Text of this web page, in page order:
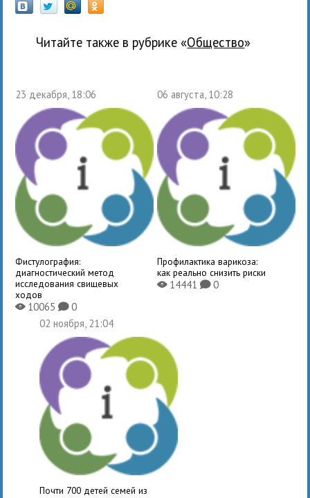
Читайте также в рубрике « общество»
23 декабря, 18:06
Фистулография:
диагностический метод
исследования свищевых
ходов
X10065K0
06 августа, 10:28
Профилактика варикоза:
как реально снизить риски
X14441 K0
02 ноября, 21:04
Почти 700 детей семей из